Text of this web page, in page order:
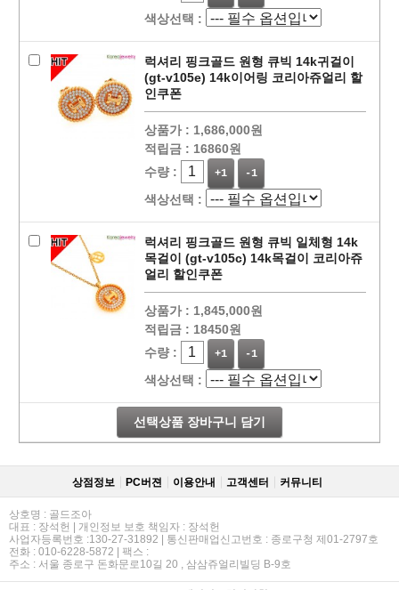
색상선택 :
럭셔리 핑크골드 원형 큐빅 14k귀걸이
(gt-v105e) 14k이어링 코리아쥬얼리 할
인쿠폰
상품가 : 1,686,000원
적립금 : 16860원
수량 :
+1 -1
색상선택 :
럭셔리 핑크골드 원형 큐빅 일체형 14k
목걸이 (gt-v105c) 14k목걸이 코리아쥬
얼리 할인쿠폰
상품가 : 1,845,000원
적립금 : 18450원
수량 :
+1 -1
색상선택 :
선택상품 장바구니 담기
상점정보 PC버젼 이용안내 고객센터 커뮤니티
상호명 : 골드조아
대표 : 장석헌 | 개인정보 보호 책임자 : 장석헌
사업자등록번호 :130-27-31892 | 통신판매업신고번호 : 종로구청 제01-2797호
전화 : 010-6228-5872 | 팩스 :
주소 : 서울 종로구 돈화문로10길 20 , 삼삼쥬얼리빌딩 B-9호